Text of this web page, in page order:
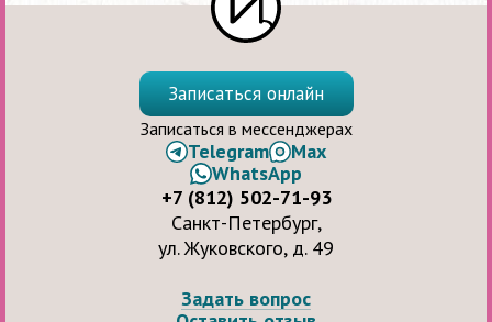
Задать вопрос
Записаться онлайн
Записаться в мессенджерах
Telegram
Max
WhatsApp
+7 (812) 502-71-93
Санкт-Петербург,
ул. Жуковского, д. 49